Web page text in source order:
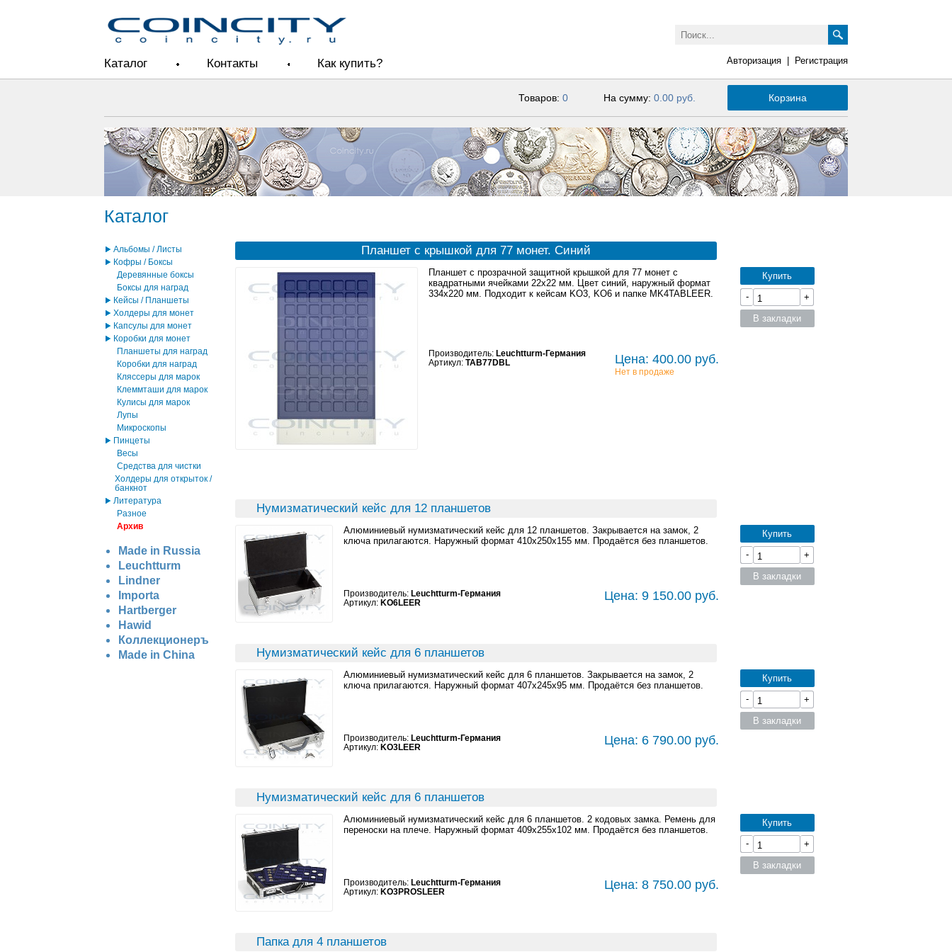
Каталог Контакты Как купить? Авторизация Регистрация
Товаров: 0 На сумму: 0.00 руб. Корзина
Каталог
Альбомы / Листы
Кофры / Боксы
Деревянные боксы
Боксы для наград
Кейсы / Планшеты
Холдеры для монет
Капсулы для монет
Коробки для монет
Планшеты для наград
Коробки для наград
Кляссеры для марок
Клеммташи для марок
Кулисы для марок
Лупы
Микроскопы
Пинцеты
Весы
Средства для чистки
Холдеры для открыток /
банкнот
Литература
Разное
Архив
Made in Russia
Leuchtturm
Lindner
Importa
Hartberger
Hawid
Коллекционеръ
Made in China
Планшет с крышкой для 77 монет. Синий
Планшет с прозрачной защитной крышкой для 77 монет с
квадратными ячейками 22x22 мм. Цвет синий, наружный формат
334x220 мм. Подходит к кейсам KO3, KO6 и папке MK4TABLEER.
Производитель: Leuchtturm-Германия
Артикул: TAB77DBL Цена: 400.00 руб.
Нет в продаже
Купить
-
+
В закладки
Нумизматический кейс для 12 планшетов
Алюминиевый нумизматический кейс для 12 планшетов. Закрывается на замок, 2
ключа прилагаются. Наружный формат 410x250x155 мм. Продаётся без планшетов.
Производитель: Leuchtturm-Германия
Артикул: KO6LEER Цена: 9 150.00 руб.
Купить
-
+
В закладки
Нумизматический кейс для 6 планшетов
Алюминиевый нумизматический кейс для 6 планшетов. Закрывается на замок, 2
ключа прилагаются. Наружный формат 407x245x95 мм. Продаётся без планшетов.
Производитель: Leuchtturm-Германия
Артикул: KO3LEER Цена: 6 790.00 руб.
Купить
-
+
В закладки
Нумизматический кейс для 6 планшетов
Алюминиевый нумизматический кейс для 6 планшетов. 2 кодовых замка. Ремень для
переноски на плече. Наружный формат 409x255x102 мм. Продаётся без планшетов.
Производитель: Leuchtturm-Германия
Артикул: KO3PROSLEER Цена: 8 750.00 руб.
Купить
-
+
В закладки
Папка для 4 планшетов